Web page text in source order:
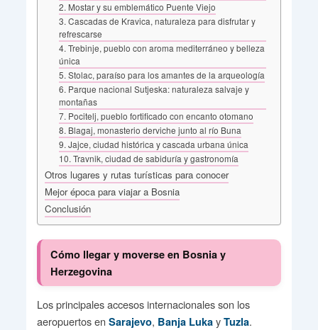
2. Mostar y su emblemático Puente Viejo
3. Cascadas de Kravica, naturaleza para disfrutar y
refrescarse
4. Trebinje, pueblo con aroma mediterráneo y belleza
única
5. Stolac, paraíso para los amantes de la arqueología
6. Parque nacional Sutjeska: naturaleza salvaje y
montañas
7. Pocitelj, pueblo fortificado con encanto otomano
8. Blagaj, monasterio derviche junto al río Buna
9. Jajce, ciudad histórica y cascada urbana única
10. Travnik, ciudad de sabiduría y gastronomía
Otros lugares y rutas turísticas para conocer
Mejor época para viajar a Bosnia
Conclusión
Cómo llegar y moverse en Bosnia y
Herzegovina
Los principales accesos internacionales son los
aeropuertos en Sarajevo, Banja Lukay Tuzla.